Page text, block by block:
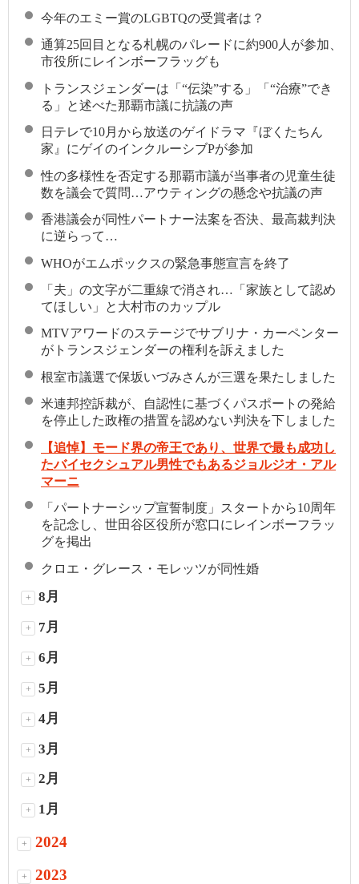
今年のエミー賞のLGBTQの受賞者は？
通算25回目となる札幌のパレードに約900人が参加、
市役所にレインボーフラッグも
トランスジェンダーは「“伝染”する」「“治療”でき
る」と述べた那覇市議に抗議の声
日テレで10月から放送のゲイドラマ『ぼくたちん
家』にゲイのインクルーシブPが参加
性の多様性を否定する那覇市議が当事者の児童生徒
数を議会で質問…アウティングの懸念や抗議の声
香港議会が同性パートナー法案を否決、最高裁判決
に逆らって…
WHOがエムポックスの緊急事態宣言を終了
「夫」の文字が二重線で消され…「家族として認め
てほしい」と大村市のカップル
MTVアワードのステージでサブリナ・カーペンター
がトランスジェンダーの権利を訴えました
根室市議選で保坂いづみさんが三選を果たしました
米連邦控訴裁が、自認性に基づくパスポートの発給
を停止した政権の措置を認めない判決を下しました
【追悼】モード界の帝王であり、世界で最も成功し
たバイセクシュアル男性でもあるジョルジオ・アル
マーニ
「パートナーシップ宣誓制度」スタートから10周年
を記念し、世田谷区役所が窓口にレインボーフラッ
グを掲出
クロエ・グレース・モレッツが同性婚
+ 8月
+ 7月
+ 6月
+ 5月
+ 4月
+ 3月
+ 2月
+ 1月
+ 2024
+ 2023